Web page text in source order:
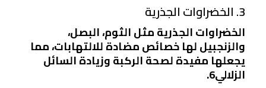
3. الخضراوات الجذرية
الخضراوات الجذرية مثل الثوم، البصل،
والزنجبيل لها خصائص مضادة للالتهابات، مما
يجعلها مفيدة لصحة الركبة وزيادة السائل
الزلالي6.